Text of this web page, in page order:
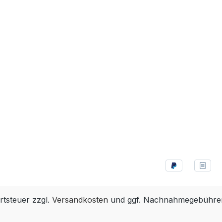
zzgl. Versandkosten und ggf.